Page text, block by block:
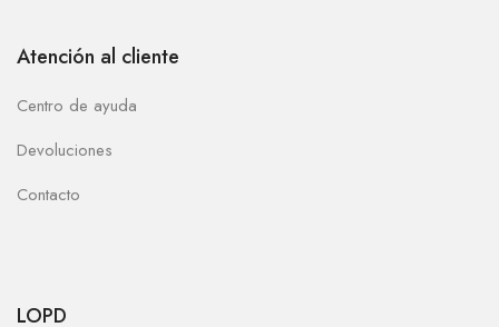
Atención al cliente
Centro de ayuda
Devoluciones
Contacto
LOPD